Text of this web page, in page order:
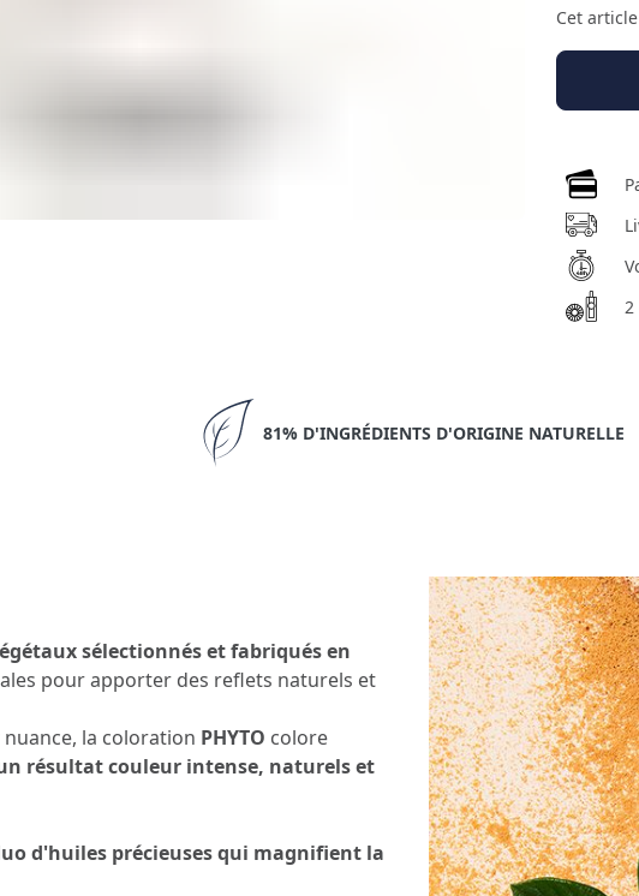
Cet
81% D'INGRÉDIENTS D'ORIGINE NATURELLE
sélectionnés et fabriqués en
pour apporter des reflets naturels et
la coloration PHYTO colore
résultat couleur intense, naturels et
d'huiles précieuses qui magnifient la